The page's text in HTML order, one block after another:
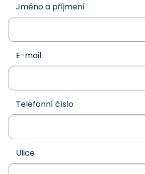
Jméno a příjmení
E-mail
Telefonní číslo
Ulice